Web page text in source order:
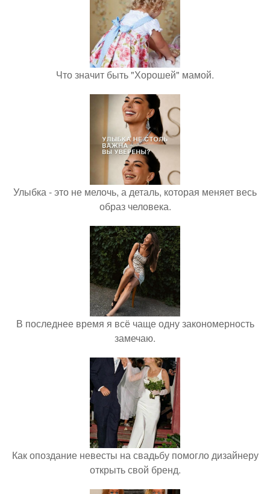
Что значит быть "Хорошей" мамой.
Улыбка - это не мелочь, а деталь, которая меняет весь
образ человека.
В последнее время я всё чаще одну закономерность
замечаю.
Как опоздание невесты на свадьбу помогло дизайнеру
открыть свой бренд.